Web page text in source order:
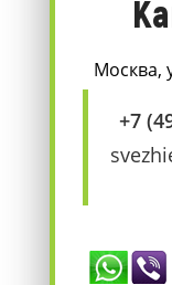
Москва,
+7